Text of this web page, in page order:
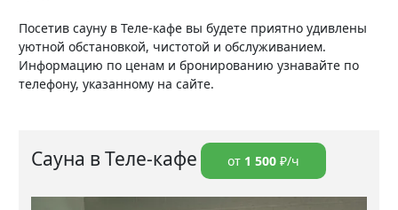
Посетив сауну в Теле-кафе вы будете приятно удивлены
уютной обстановкой, чистотой и обслуживанием.
Информацию по ценам и бронированию узнавайте по
телефону, указанному на сайте.
Сауна в Теле-кафе от 1 500 ₽/ч